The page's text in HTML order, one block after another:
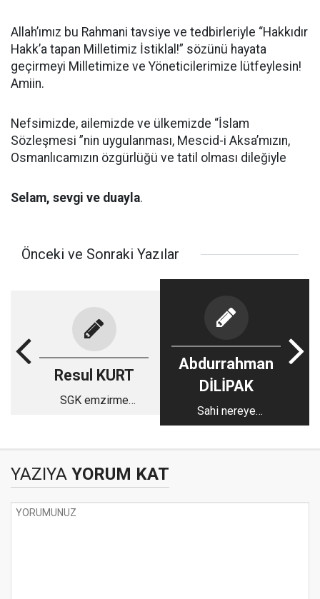
Allah’ımız bu Rahmani tavsiye ve tedbirleriyle “Hakkıdır
Hakk’a tapan Milletimiz İstiklal!” sözünü hayata
geçirmeyi Milletimize ve Yöneticilerimize lütfeylesin!
Amiin.
Nefsimizde, ailemizde ve ülkemizde “İslam
Sözleşmesi ”nin uygulanması, Mescid-i Aksa’mızın,
Osmanlıcamızın özgürlüğü ve tatil olması dileğiyle
Selam, sevgi ve duayla.
Önceki ve Sonraki Yazılar
Resul KURT
SGK emzirme
Abdurrahman
DİLİPAK
Sahi nereye
gidiyoruz?
YAZIYA YORUM KAT